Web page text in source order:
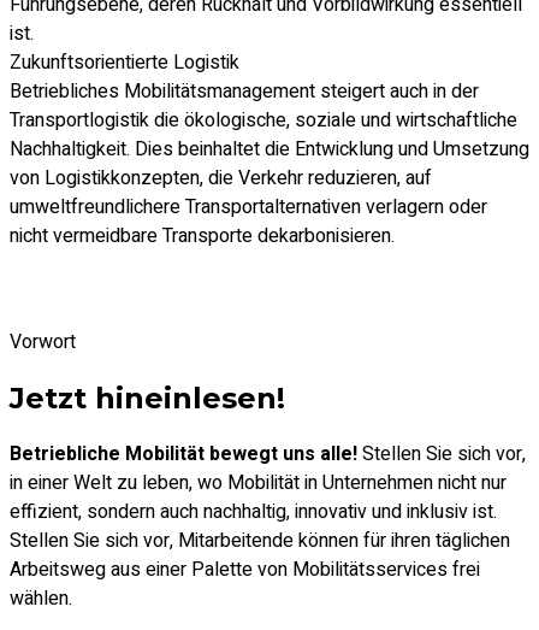
ist.
Zukunftsorientierte Logistik
Betriebliches Mobilitätsmanagement steigert auch in der
Transportlogistik die ökologische, soziale und wirtschaftliche
Nachhaltigkeit. Dies beinhaltet die Entwicklung und Umsetzung
von Logistikkonzepten, die Verkehr reduzieren, auf
umweltfreundlichere Transportalternativen verlagern oder
nicht vermeidbare Transporte dekarbonisieren.
Vorwort
Jetzt hineinlesen!
Betriebliche Mobilität bewegt uns alle!Stellen Sie sich vor,
in einer Welt zu leben, wo Mobilität in Unternehmen nicht nur
effizient, sondern auch nachhaltig, innovativ und inklusiv ist.
Stellen Sie sich vor, Mitarbeitende können für ihren täglichen
Arbeitsweg aus einer Palette von Mobilitätsservices frei
wählen.